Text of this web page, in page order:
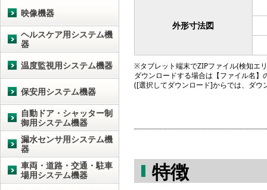
外形寸法図
※タブレット端末でZIPファイル(検知エ
ダウンロードする場合は【ファイル名
([選択してダウンロード]からでは、ダ
特徴
映像機器
ヘルスケア用システム機
器
温度監視用システム機器
保安用システム機器
自動ドア・シャッター制
御用システム機器
漏水センサ用システム機
器
車両・道路・交通・駐車
場用システム機器